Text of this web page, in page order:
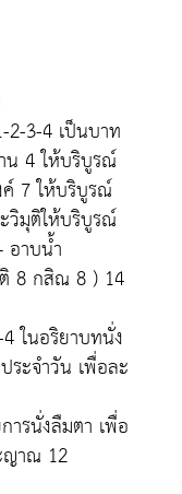
2-3-4 เป็นบาท
น 4 ให้บริบูรณ์
7 ให้บริบูรณ์
วิมุติให้บริบูรณ์
อาบน้ำ
8 กสิณ 8 ) 14
ในอริยาบทนั่ง
ระจำวัน เพื่อละ
รนั่งลืมตา เพื่อ
ญาณ 12